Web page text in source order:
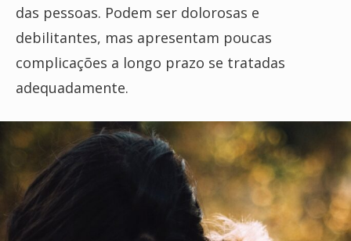
das pessoas. Podem ser dolorosas e
debilitantes, mas apresentam poucas
complicações a longo prazo se tratadas
adequadamente.